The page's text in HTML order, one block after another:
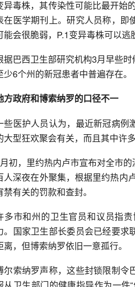
异毒株，其传染性可能比最开始
在医学期刊上。研究人员称，即
能会很脆弱，P.1变异毒株可以逃
据巴西卫生部研究机构3月早些
少6个州的新冠患者中普遍存在。
方政府和博索纳罗的口径不一
些医护人员认为，最近新冠病例
大型狂欢聚会有关，而且其中许
初，里约热内卢市宣布对全市
人深夜在外聚集，根据里约热内
禁有关的罚款和查封。
多市和州的卫生官员和议员指
。国家卫生部长委员会已经要求
离，但博索纳罗依旧一意孤行。
尔索纳罗声称，这些封锁限制令
从卫生部门的健康指导作为一件